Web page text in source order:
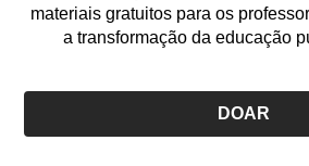
materiais gratuitos para os
a transformação da educação
DOAR